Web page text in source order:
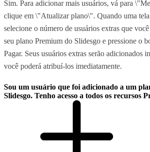
Sim. Para adicionar mais usuários, vá para
clique em \"Atualizar plano\". Quando uma
selecione o número de usuários extras que
seu plano Premium do Slidesgo e pressione o
Pagar. Seus usuários extras serão adicionados
você poderá atribuí-los imediatamente.
Sou um usuário que foi adicionado a um
Slidesgo. Tenho acesso a todos os recursos